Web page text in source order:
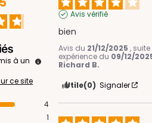
à un
ce site
4
1
Avis vérifié
bien
Avis du 21/12/2025 ,
expérience du 09/12/
Richard B.
Utile(0) Signaler